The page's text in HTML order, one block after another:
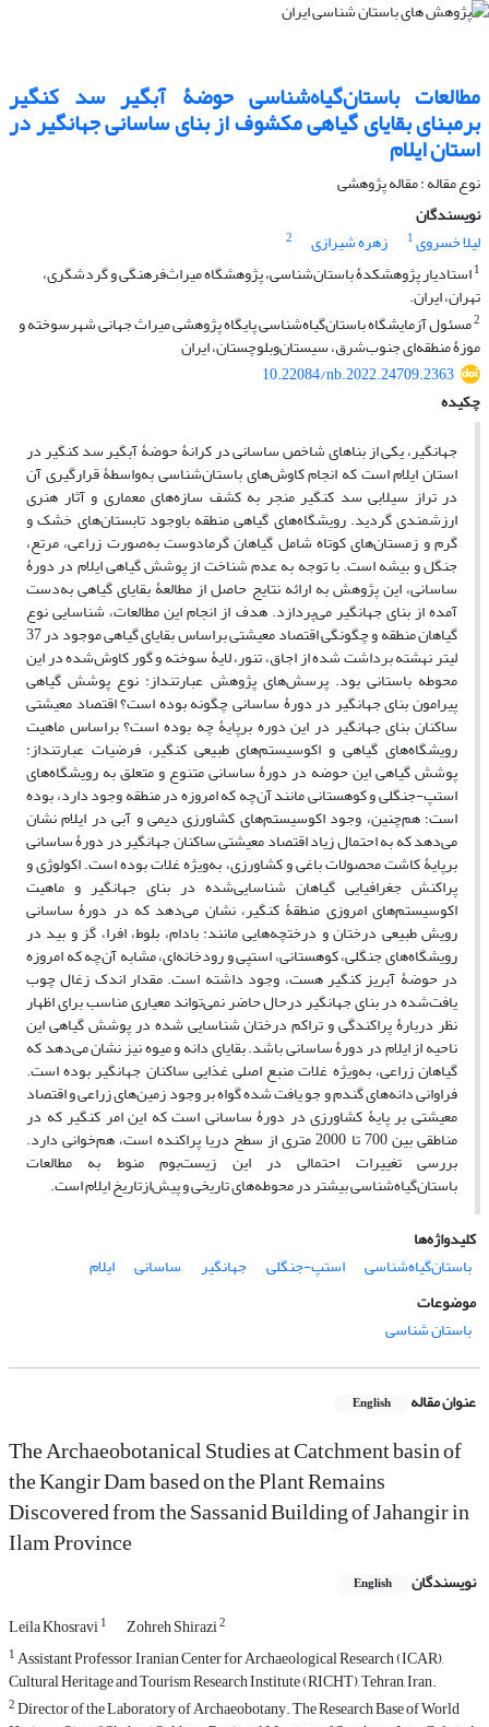
مطالعات باستان­‌گیاه­‌شناسی حوضۀ آبگیر سد کنگیر
برمبنای بقایای گیاهی مکشوف از بنای ساسانی جهانگیر در
استان ایلام
نوع مقاله : مقاله پژوهشی
نویسندگان
لیلا خسروی1 زهره شیرازی
2
1استادیار پژوهشکدۀ باستان‌شناسی، پژوهشگاه میراث‌فرهنگی و گردشگری،
تهران، ایران.
2مسئول آزمایشگاه باستان‌گیاه‌شناسی پایگاه پژوهشی میراث جهانی شهرسوخته و
موزۀ منطقه‌ای جنوب‌شرق، سیستان‌وبلوچستان، ایران
10.22084/nb.2022.24709.2363
چکیده
جهانگیر، یکی از بناهای شاخص ساسانی در کرانۀ حوضۀ آبگیر سد کنگیر در
استان ایلام است که انجام کاوش‌های باستان‌شناسی به‌واسطۀ قرارگیری آن
در تراز سیلابی سد کنگیر منجر به کشف سازه‌های معماری و آثار هنری
ارزشمندی گردید. رویشگاه‌های گیاهی منطقه باوجود تابستان‌های خشک و
گرم و زمستان‌های کوتاه شامل گیاهان گرمادوست به‌صورت زراعی، مرتع،
جنگل و بیشه است. با توجه به عدم شناخت از پوشش گیاهی ایلام در دورۀ
ساسانی، این پژوهش به ارائه نتایج حاصل از مطالعۀ بقایای گیاهی به‌دست
آمده از بنای جهانگیر می‌پردازد. هدف از انجام این مطالعات، شناسایی نوع
گیاهان منطقه و چگونگی اقتصاد معیشتی براساس بقایای گیاهی موجود در 37
لیتر نهشته‌ برداشت شده از اجاق‌، تنور، لایۀ سوخته و گور کاوش‌شده در این
محوطه باستانی بود. پرسش‌های پژوهش عبارتنداز: نوع پوشش گیاهی
پیرامون بنای جهانگیر در دورۀ ساسانی چگونه بوده است؟ اقتصاد معیشتی
ساکنان بنای جهانگیر در این دوره برپایۀ چه بوده است؟ براساس ماهیت
رویشگاه‌های گیاهی و اکوسیستم‌های طبیعی کنگیر، فرضیات عبارتنداز:
پوشش گیاهی این حوضه در دورۀ ساسانی متنوع و متعلق به رویشگاه‌های
استپ-جنگلی و کوهستانی مانند آن‌چه که امروزه در منطقه وجود دارد، بوده
است؛ هم‌چنین، وجود اکوسیستم‌های کشاورزی دیمی و آبی در ایلام نشان
می‌دهد که به احتمال زیاد اقتصاد معیشتی ساکنان جهانگیر در دورۀ ساسانی
برپایۀ کاشت محصولات باغی و کشاورزی، به‌ویژه غلات بوده است. اکولوژی و
پراکنش جغرافیایی گیاهان شناسایی‌شده در بنای جهانگیر و ماهیت
اکوسیستم‌های امروزی منطقۀ کنگیر، نشان می‌دهد که در دورۀ ساسانی
رویش طبیعی درختان و درختچه‌هایی مانند: بادام، بلوط، افرا، گز و بید در
رویشگاه‌های جنگلی، کوهستانی، استپی و رودخانه‌ای، مشابه آن‌چه که امروزه
در حوضۀ آبریز کنگیر هست، وجود داشته است. مقدار اندک زغال چوب
یافت‌شده در بنای جهانگیر درحال حاضر نمی‌تواند معیاری مناسب برای اظهار
نظر دربارۀ پراکندگی و تراکم درختان شناسایی شده در پوشش گیاهی این
ناحیه از ایلام در دورۀ ساسانی باشد. بقایای دانه و میوه نیز نشان می‌دهد که
گیاهان زراعی، به‌ویژه غلات منبع اصلی غذایی ساکنان جهانگیر بوده است.
فراوانی دانه‌های گندم و جو یافت شده گواه بر وجود زمین‌های زراعی و اقتصاد
معیشتی بر پایۀ کشاورزی در دورۀ ساسانی است که این امر کنگیر که در
مناطقی بین 700 تا 2000 متری از سطح دریا پراکنده است، هم‌خوانی دارد.
بررسی تغییرات احتمالی در این زیست‌بوم‌ منوط به مطالعات
باستان‌گیاه‌شناسی بیشتر در محوطه‌های تاریخی و پیش‌ازتاریخ ایلام است.
کلیدواژه‌ها
باستان‌گیاه‌شناسی
استپ-جنگلی جهانگیر ساسانی
ایلام
موضوعات
باستان شناسی
عنوان مقاله English
The Archaeobotanical Studies at Catchment basin of
the Kangir Dam based on the Plant Remains
Discovered from the Sassanid Building of Jahangir in
Ilam Province
نویسندگان English
Leila Khosravi1 Zohreh Shirazi2
1Assistant Professor, Iranian Center for Archaeological Research (ICAR),
Cultural Heritage and Tourism Research Institute (RICHT), Tehran, Iran.
2Director of the Laboratory of Archaeobotany. The Research Base of World